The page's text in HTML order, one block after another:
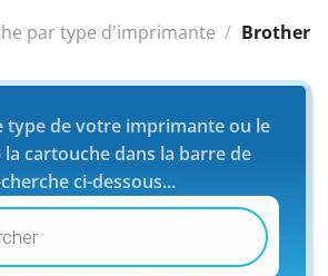
par type d'imprimante / Brother
type de votre imprimante ou le
cartouche dans la barre de
ci-dessous...